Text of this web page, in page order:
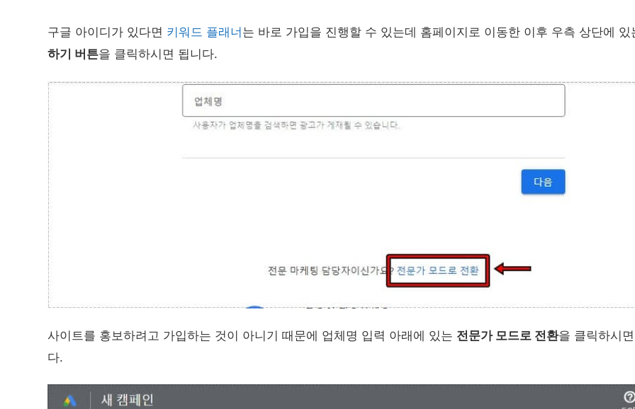
구글 아이디가 있다면 키워드 플래너 는 바로 가입을 진행할 수 있는데 홈페이지로 이동한 이후 우측 상단에
하기 버튼을 클릭하시면 됩니다.
사이트를 홍보하려고 가입하는 것이 아니기 때문에 업체명 입력 아래에 있는 전문가 모드로 전환을 클릭하시
다.